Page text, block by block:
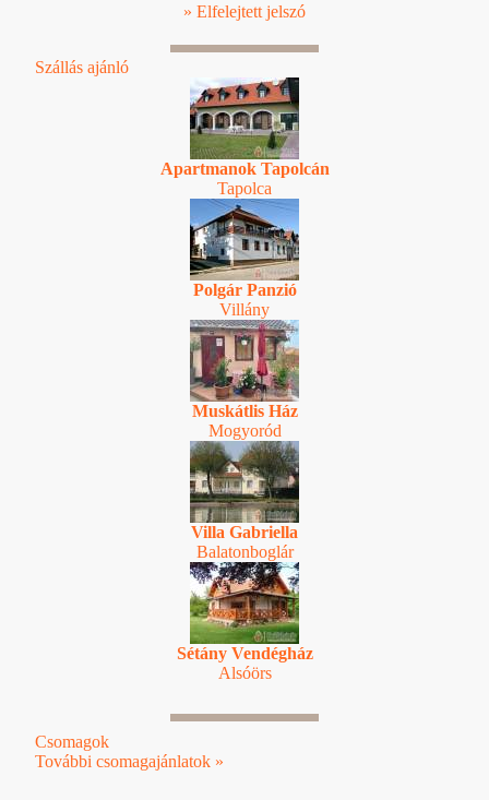
» Elfelejtett jelszó
Szállás ajánló
Apartmanok Tapolcán
Tapolca
Polgár Panzió
Villány
Muskátlis Ház
Mogyoród
Villa Gabriella
Balatonboglár
Sétány Vendégház
Alsóörs
Csomagok
További csomagajánlatok »